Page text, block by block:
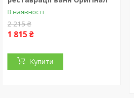
В наявності
2 215 ₴
1 815 ₴
Купити